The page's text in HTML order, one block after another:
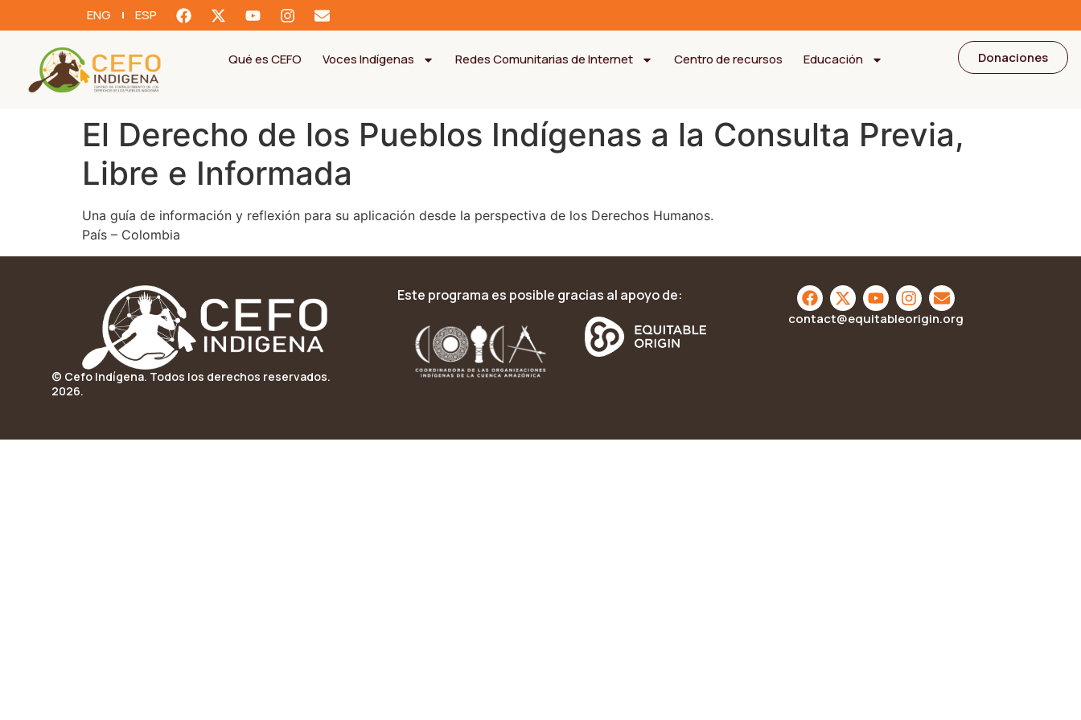
ENG ESP
Qué es CEFO Voces Indígenas Redes Comunitarias de Internet Centro de recursos Educación Donaciones
El Derecho de los Pueblos Indígenas a la Consulta Previa,
Libre e Informada
Una guía de información y reflexión para su aplicación desde la perspectiva de los Derechos Humanos.
País – Colombia
© Cefo Indígena. Todos los derechos reservados.
2026.
Este programa es posible gracias al apoyo de:
contact@equitableorigin.org